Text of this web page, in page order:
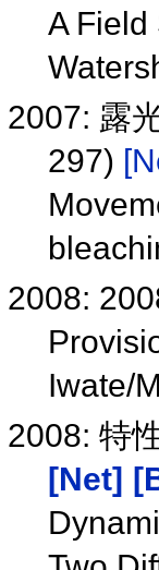
A Field
2007: 露
297)
2008:
Iwate/
2008: 特
[Net]